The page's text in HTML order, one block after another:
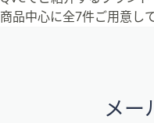
商品中心に全7件ご用意し
メー